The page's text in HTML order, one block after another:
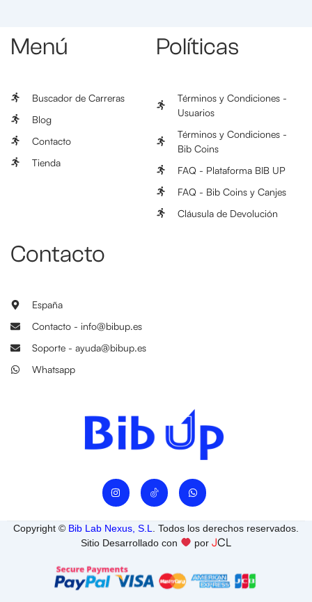
I
n
a
g
r
W
h
s
a
p
p
Menú
Buscador de Carreras
Blog
Contacto
Tienda
Políticas
Términos y Condiciones -
Usuarios
Términos y Condiciones -
Bib Coins
FAQ - Plataforma BIB UP
FAQ - Bib Coins y Canjes
Cláusula de Devolución
Contacto
España
Contacto - info@bibup.es
Soporte - ayuda@bibup.es
Whatsapp
Copyright © Bib Lab Nexus, S.L
. Todos los derechos reservados.
Sitio Desarrollado con
por JCL